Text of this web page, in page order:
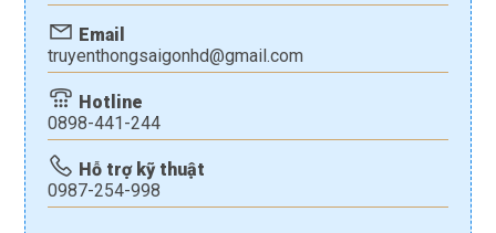
Email
truyenthongsaigonhd@gmail.com
Hotline
0898-441-244
Hỗ trợ kỹ thuật
0987-254-998